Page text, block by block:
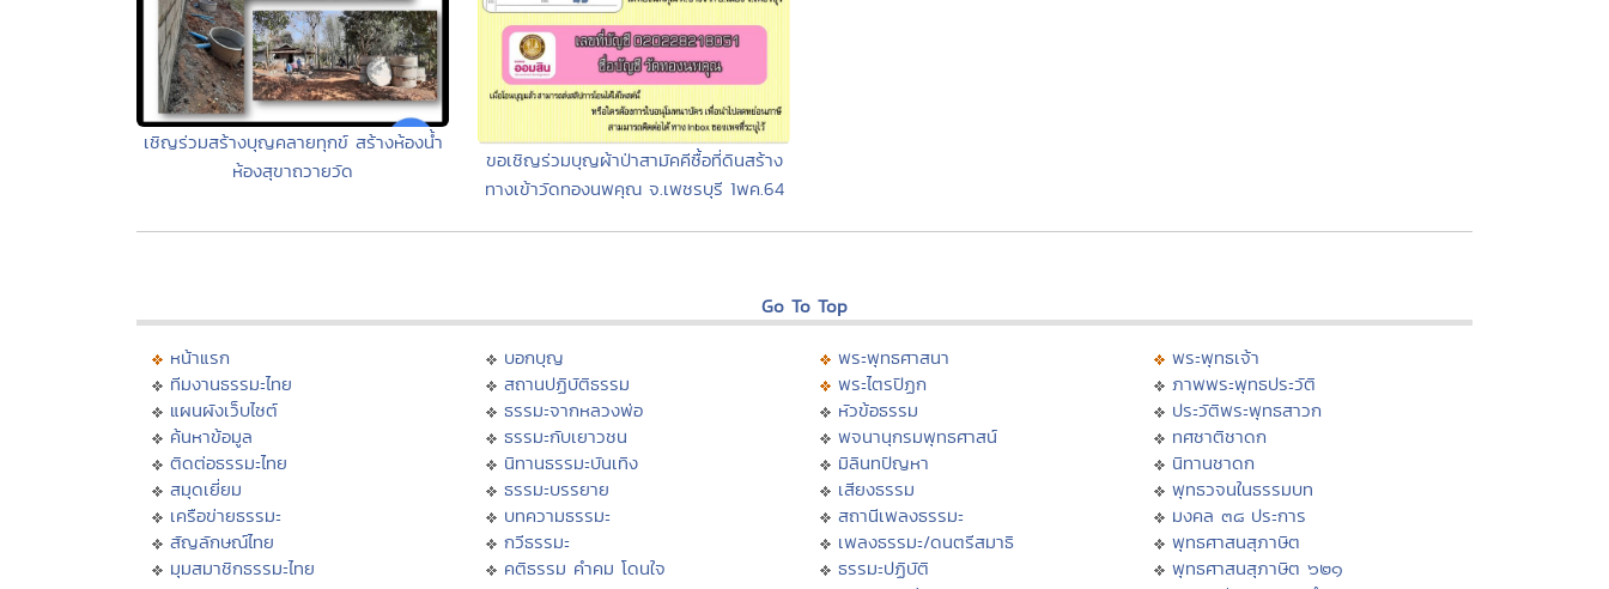
เชิญร่วมสร้างบุญคลายทุกข์ สร้างห้องน้ำ
ห้องสุขาถวายวัด
ขอเชิญร่วมบุญผ้าป่าสามัคคีซื้อที่ดินสร้าง
ทางเข้าวัดทองนพคุณ จ.เพชรบุรี 1พค.64
Go To Top
หน้าแรก
ทีมงานธรรมะไทย
แผนผังเว็บไซต์
ค้นหาข้อมูล
ติดต่อธรรมะไทย
สมุดเยี่ยม
เครือข่ายธรรมะ
สัญลักษณ์ไทย
มุมสมาชิกธรรมะไทย
บอกบุญ
สถานปฏิบัติธรรม
ธรรมะจากหลวงพ่อ
ธรรมะกับเยาวชน
นิทานธรรมะบันเทิง
ธรรมะบรรยาย
บทความธรรมะ
กวีธรรมะ
คติธรรม คำคม โดนใจ
พระพุทธศาสนา
พระไตรปิฏก
หัวข้อธรรม
พจนานุกรมพุทธศาสน์
มิลินทปัญหา
เสียงธรรม
สถานีเพลงธรรมะ
เพลงธรรมะ/ดนตรีสมาธิ
ธรรมะปฏิบัติ
พระพุทธเจ้า
ภาพพระพุทธประวัติ
ประวัติพระพุทธสาวก
ทศชาติชาดก
นิทานชาดก
พุทธวจนในธรรมบท
มงคล ๓๘ ประการ
พุทธศาสนสุภาษิต
พุทธศาสนสุภาษิต ๖๒๑